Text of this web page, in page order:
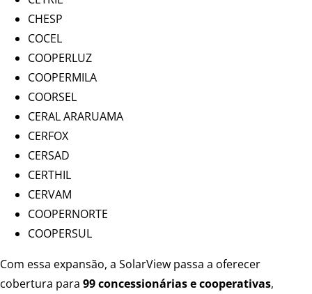
CHESP
COCEL
COOPERLUZ
COOPERMILA
COORSEL
CERAL ARARUAMA
CERFOX
CERSAD
CERTHIL
CERVAM
COOPERNORTE
COOPERSUL
Com essa expansão, a SolarView passa a oferecer
cobertura para 99 concessionárias e cooperativas,